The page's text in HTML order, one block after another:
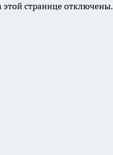
странице отключены.